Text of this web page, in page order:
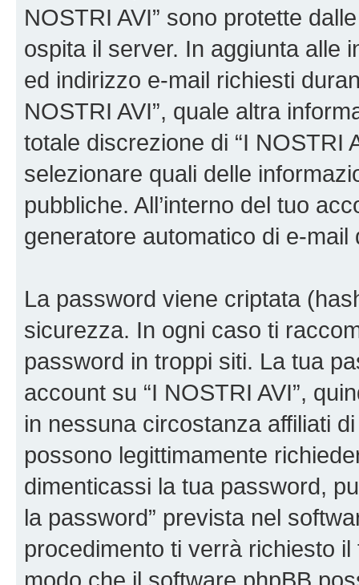
NOSTRI AVI” sono protette
ospita il server. In aggiunta alle
ed indirizzo e-mail richiesti
NOSTRI AVI”, quale altra
totale discrezione di “I NOSTRI
selezionare quali delle
pubbliche. All’interno del tuo
generatore automatico di e-mail
La password viene criptata
sicurezza. In ogni caso ti
password in troppi siti. La tua
account su “I NOSTRI AVI”,
in nessuna circostanza affiliati
possono legittimamente
dimenticassi la tua password,
la password” prevista nel
procedimento ti verrà richiesto